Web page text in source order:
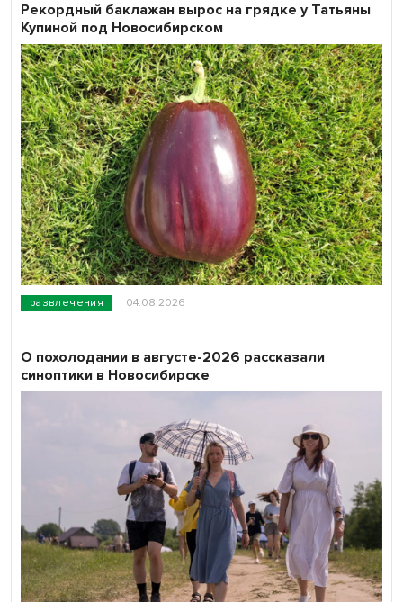
развлечения 04.08.2026
Рекордный баклажан вырос на грядке у Татьяны
Купиной под Новосибирском
О похолодании в августе-2026 рассказали
синоптики в Новосибирске